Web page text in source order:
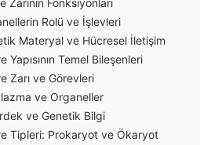
Zarının Fonksiyonları
Rolü ve İşlevleri
Materyal ve Hücresel İletişim
Yapısının Temel Bileşenleri
Zarı ve Görevleri
ve Organeller
ve Genetik Bilgi
Tipleri: Prokaryot ve Ökaryot